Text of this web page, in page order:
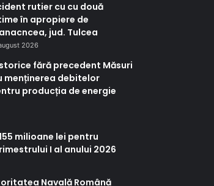
rutier cu cu două
în apropiere de
jud. Tulcea
2026
fără precedent Măsuri
menținerea debitelor
producția de energie
milioane lei pentru
I al anului 2026
Navală Română